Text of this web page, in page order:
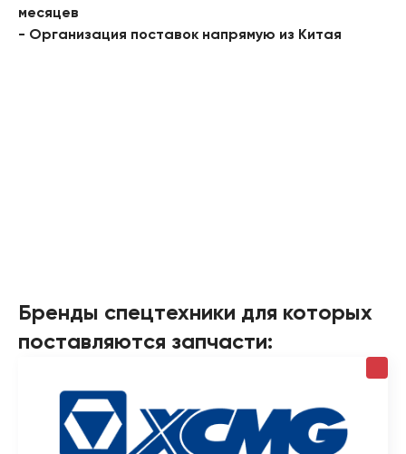
месяцев
- Организация поставок напрямую из Китая
Бренды спецтехники для которых
поставляются запчасти: